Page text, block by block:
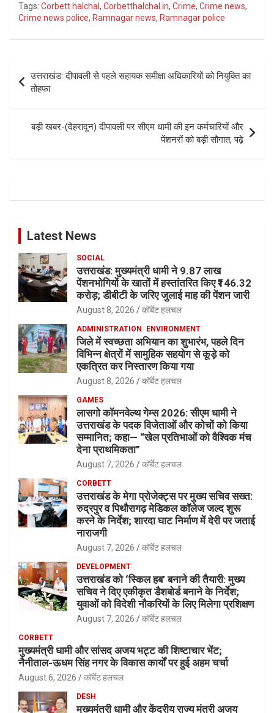
Tags: Corbett halchal, Corbetthalchal.in, Crime, Crime news,
Crime news police, Ramnagar news, Ramnagar police
navigation
उत्तराखंड: दीपावली से पहले सहायक समीक्षा अधिकारियों को नियुक्ति का
तोहफा
बड़ी खबर-(देहरादून) दीपावली पर सीएम धामी की इन कर्मचारियों और
पेंशनरों को बड़ी सौगात, पढ़े
Latest News
SOCIAL
उत्तराखंड: मुख्यमंत्री धामी ने 9.87 लाख
पेंशनभोगियों के खातों में हस्तांतरित किए ₹146.32
करोड़; डीबीटी के जरिए जुलाई माह की पेंशन जारी
August 8, 2026 कॉर्बेट हलचल
ADMINISTRATION ENVIRONMENT
जिले में स्वच्छता अभियान का शुभारंभ, पहले दिन
विभिन्न क्षेत्रों में सामुहिक सहयोग से कूड़े को
एकत्रित कर निस्तारण किया गया
August 8, 2026 कॉर्बेट हलचल
GAMES
लासगो कॉमनवेल्थ गेम्स 2026: सीएम धामी ने
उत्तराखंड के पदक विजेताओं और कोचों को किया
सम्मानित; कहा— “खेल प्रतिभाओं को वैश्विक मंच
देना प्राथमिकता”
August 7, 2026 कॉर्बेट हलचल
CORBETT
उत्तराखंड के मेगा प्रोजेक्ट्स पर मुख्य सचिव सख्त:
रुद्रपुर व पिथौरागढ़ मेडिकल कॉलेज जल्द शुरू
करने के निर्देश; शारदा घाट निर्माण में देरी पर जताई
नाराजगी
August 7, 2026 कॉर्बेट हलचल
DEVELOPMENT
उत्तराखंड को ‘स्किल हब’ बनाने की तैयारी: मुख्य
सचिव ने दिए एकीकृत डैशबोर्ड बनाने के निर्देश;
युवाओं को विदेशी नौकरियों के लिए मिलेगा प्रशिक्षण
August 7, 2026 कॉर्बेट हलचल
CORBETT
मुख्यमंत्री धामी और सांसद अजय भट्ट की शिष्टाचार भेंट;
नैनीताल-ऊधम सिंह नगर के विकास कार्यों पर हुई अहम चर्चा
August 6, 2026 कॉर्बेट हलचल
DESH
मुख्यमंत्री धामी और केंद्रीय राज्य मंत्री अजय